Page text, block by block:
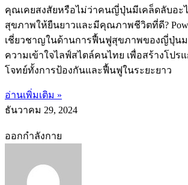
คุณเคยสงสัยหรือไม่ว่าคนญี่ปุ่นมีเคล็ดลับอะ
สุขภาพให้ยืนยาวและมีคุณภาพชีวิตที่ดี?
เชี่ยวชาญในด้านการฟื้นฟูสุขภาพของญี่ปุ่น
ความเข้าใจไลฟ์สไตล์คนไทย เพื่อสร้างโป
โจทย์ทั้งการป้องกันและฟื้นฟูในระยะยาว
อ่านเพิ่มเติม »
ธันวาคม 29, 2024
ออกกำลังกาย